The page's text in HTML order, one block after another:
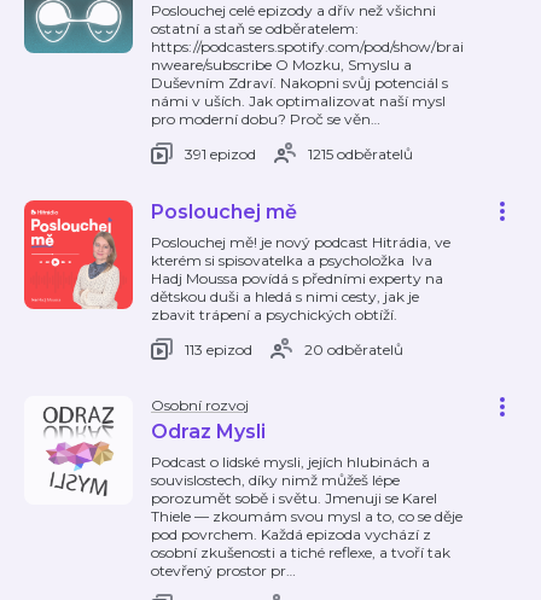
Poslouchej celé epizody a dřív než všichni
ostatní a staň se odběratelem:
https://podcasters.spotify.com/pod/show/brai
nweare/subscribe O Mozku, Smyslu a
Duševním Zdraví. Nakopni svůj potenciál s
námi v uších. Jak optimalizovat naší mysl
pro moderní dobu? Proč se věn…
391 epizod
1215 odběratelů
Poslouchej mě
Poslouchej mě! je nový podcast Hitrádia, ve
kterém si spisovatelka a psycholožka Iva
Hadj Moussa povídá s předními experty na
dětskou duši a hledá s nimi cesty, jak je
zbavit trápení a psychických obtíží.
113 epizod
20 odběratelů
Osobní rozvoj
Odraz Mysli
Podcast o lidské mysli, jejích hlubinách a
souvislostech, díky nimž můžeš lépe
porozumět sobě i světu. Jmenuji se Karel
Thiele — zkoumám svou mysl a to, co se děje
pod povrchem. Každá epizoda vychází z
osobní zkušenosti a tiché reflexe, a tvoří tak
otevřený prostor pr…